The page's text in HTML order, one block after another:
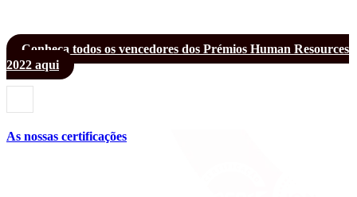
Conheça todos os vencedores dos Prémios Human Resources
2022 aqui
As nossas certificações